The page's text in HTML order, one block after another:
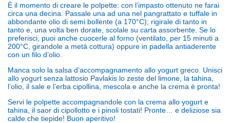
È il momento di creare le polpette: con l’impasto ottenuto ne farai
circa una decina. Passale una ad una nel pangrattato e tuffale in
abbondante olio di semi bollente (a 170°C); rigirale di tanto in
tanto e, una volta ben dorate, scolale su carta assorbente. Se lo
preferisci, puoi anche cuocerle al forno (ventilato, per 15 minuti a
200°C, girandole a metà cottura) oppure in padella antiaderente
con un filo d’olio.
Manca solo la salsa d’accompagnamento allo yogurt greco. Unisci
allo yogurt senza lattosio Pavlakis lo zeste del limone, la tahina,
l’olio, il sale e l’erba cipollina, mescola e anche la crema è pronta!
Servi le polpette accompagnandole con la crema allo yogurt e
tahina, il saor di cipollotto e i pinoli tostati! Pronte… e deliziose sia
calde che tiepide! Buon aperitivo!